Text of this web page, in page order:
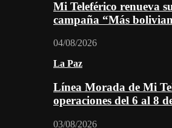
Mi Teleférico renueva
campaña “Más
04/08/2026
La Paz
Línea Morada de Mi
operaciones del 6 al 8
03/08/2026